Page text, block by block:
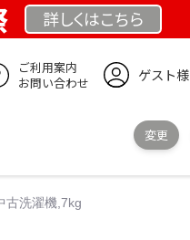
詳しくはこちら
ご利用案内
お問い合わせ
ゲスト様
変更
古洗濯機,7kg